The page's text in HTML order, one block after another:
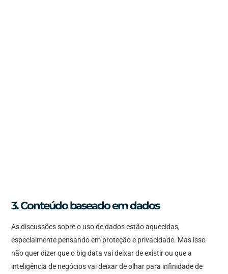
3. Conteúdo baseado em dados
As discussões sobre o uso de dados estão aquecidas,
especialmente pensando em proteção e privacidade. Mas isso
não quer dizer que o big data vai deixar de existir ou que a
inteligência de negócios vai deixar de olhar para infinidade de